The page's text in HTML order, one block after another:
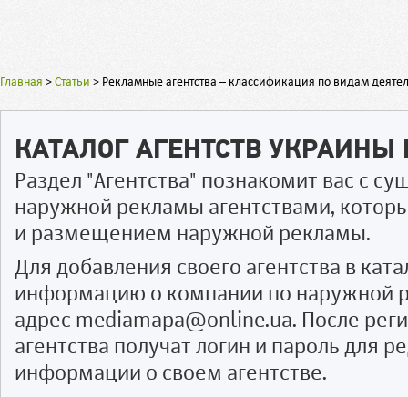
Главная > Статьи > Рекламные агентства – классификация по видам
КАТАЛОГ АГЕНТСТВ
Раздел "Агентства" познакомит вас с
наружной рекламы агентствами,
и размещением наружной рекламы.
Для добавления своего агентства в
информацию о компании по наружной
адрес mediamapa@online.ua. После
агентства получат логин и пароль для
информации о своем агентстве.